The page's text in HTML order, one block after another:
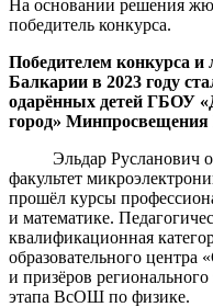
На основании решения
победитель конкурса.
Победителем конкурса
Балкарии в 2023 году
одарённых детей ГБОУ
город» Минпросвещения
Эльдар Русланович
факультет
прошёл курсы
и математике.
квалификационная
образовательного центра
и призёров
этапа ВсОШ по физике.